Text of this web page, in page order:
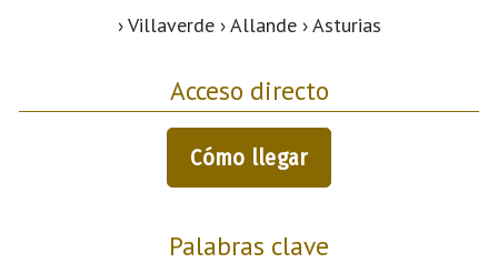
› Villaverde › Allande › Asturias
Acceso directo
Cómo llegar
Palabras clave